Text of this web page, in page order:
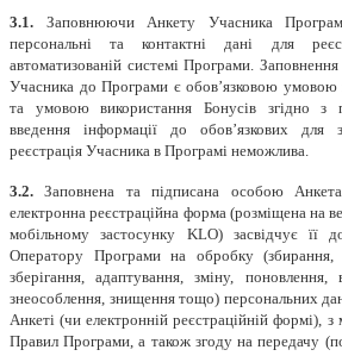
3.1. Заповнюючи Анкету Учасника
персональні та контактні дані для
автоматизованій системі Програми.
Учасника до Програми є обов’язковою умовою
та умовою використання Бонусів згідно з
введення інформації до обов’язкових для
реєстрація Учасника в Програмі неможлива.
3.2. Заповнена та підписана особою
електронна реєстраційна форма (розміщена на
мобільному застосунку KLO) засвідчує її
Оператору Програми на обробку (збирання,
зберігання, адаптування, зміну, поновлення,
знеособлення, знищення тощо) персональних
Анкеті (чи електронній реєстраційній формі),
Правил Програми, а також згоду на передачу